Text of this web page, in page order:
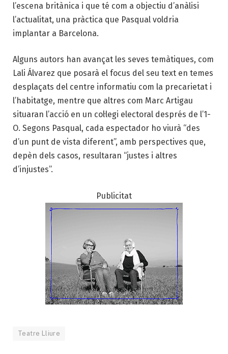
l’escena britànica i que té com a objectiu d’anàlisi
l’actualitat, una pràctica que Pasqual voldria
implantar a Barcelona.
Alguns autors han avançat les seves temàtiques, com
Lali Álvarez que posarà el focus del seu text en temes
desplaçats del centre informatiu com la precarietat i
l’habitatge, mentre que altres com Marc Artigau
situaran l’acció en un col·legi electoral després de l’1-
O. Segons Pasqual, cada espectador ho viurà “des
d’un punt de vista diferent”, amb perspectives que,
depèn dels casos, resultaran “justes i altres
d’injustes”.
Publicitat
Teatre Lliure